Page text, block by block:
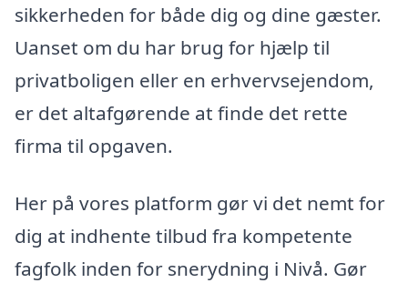
sikkerheden for både dig og dine gæster.
Uanset om du har brug for hjælp til
privatboligen eller en erhvervsejendom,
er det altafgørende at finde det rette
firma til opgaven.
Her på vores platform gør vi det nemt for
dig at indhente tilbud fra kompetente
fagfolk inden for snerydning i Nivå. Gør